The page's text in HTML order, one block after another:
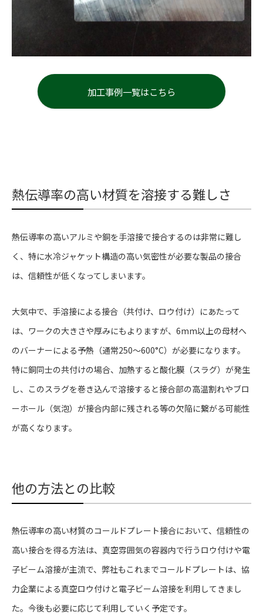
加工事例一覧はこちら
熱伝導率の高い材質を溶接する難しさ
熱伝導率の高いアルミや銅を手溶接で接合するのは非常に難し
く、特に水冷ジャケット構造の高い気密性が必要な製品の接合
は、信頼性が低くなってしまいます。
大気中で、手溶接による接合（共付け、ロウ付け）にあたって
は、ワークの大きさや厚みにもよりますが、6mm以上の母材へ
のバーナーによる予熱（通常250〜600°C）が必要になります。
特に銅同士の共付けの場合、加熱すると酸化膜（スラグ）が発生
し、このスラグを巻き込んで溶接すると接合部の高温割れやブロ
ーホール（気泡）が接合内部に残される等の欠陥に繋がる可能性
が高くなります。
他の方法との比較
熱伝導率の高い材質のコールドプレート接合において、信頼性の
高い接合を得る方法は、真空雰囲気の容器内で行うロウ付けや電
子ビーム溶接が主流で、弊社もこれまでコールドプレートは、協
力企業による真空ロウ付けと電子ビーム溶接を利用してきまし
た。今後も必要に応じて利用していく予定です。